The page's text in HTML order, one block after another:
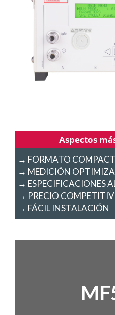
Aspectos
→ FORMATO
→ MEDICIÓN
→ ESPECIFICACIONES
→ PRECIO
→ FÁCIL INSTALACIÓN